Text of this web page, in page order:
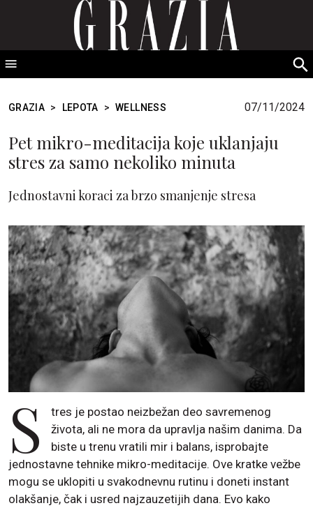
GRAZIA Srbija
GRAZIA > LEPOTA > WELLNESS 07/11/2024
Pet mikro-meditacija koje uklanjaju
stres za samo nekoliko minuta
Jednostavni koraci za brzo smanjenje stresa
S
tres je postao neizbežan deo savremenog
života, ali ne mora da upravlja našim danima. Da
biste u trenu vratili mir i balans, isprobajte
jednostavne tehnike mikro-meditacije. Ove kratke vežbe
mogu se uklopiti u svakodnevnu rutinu i doneti instant
olakšanje, čak i usred najzauzetijih dana. Evo kako